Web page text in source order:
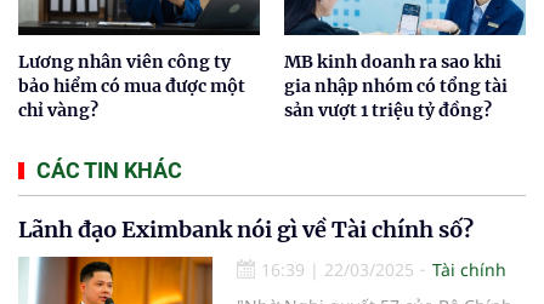
Lương nhân viên công ty
bảo hiểm có mua được một
chỉ vàng?
MB kinh doanh ra sao khi
gia nhập nhóm có tổng tài
sản vượt 1 triệu tỷ đồng?
CÁC TIN KHÁC
Lãnh đạo Eximbank nói gì về Tài chính số?
16:39 | 22/03/2025
Tài chính